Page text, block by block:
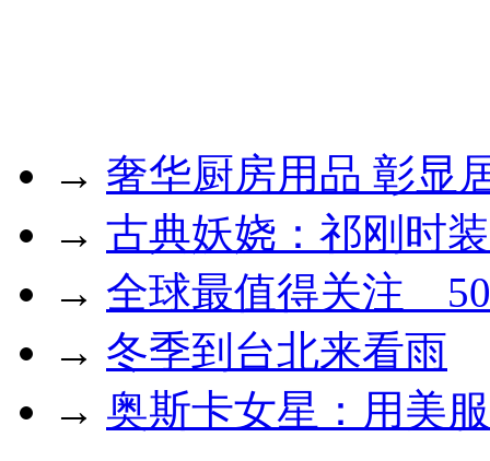
→ 奢华厨房用品 彰显
→ 古典妖娆：祁刚时
→ 全球最值得关注
→ 冬季到台北来看雨
→ 奥斯卡女星：用美